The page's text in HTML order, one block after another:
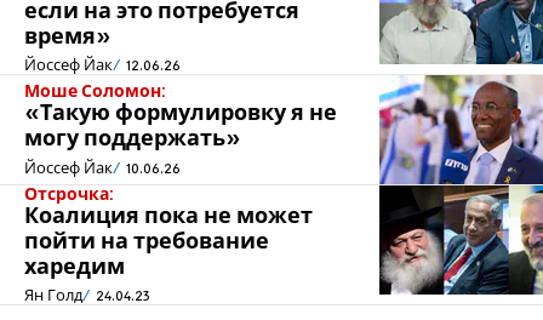
если на это потребуется
время»
Йоссеф Йак 12.06.26
Моше Соломон:
«Такую формулировку я не
могу поддержать»
Йоссеф Йак 10.06.26
Отсрочка:
Коалиция пока не может
пойти на требование
харедим
Ян Голд 24.04.23